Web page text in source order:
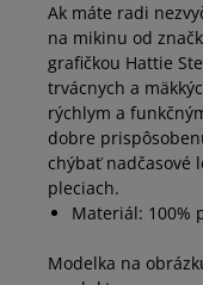
40
Ak máte radi
na mikinu od
grafičkou Hattie
trvácnych a
rýchlym a
dobre
chýbať nadčasové
pleciach.
Materiál: 100%
Modelka na